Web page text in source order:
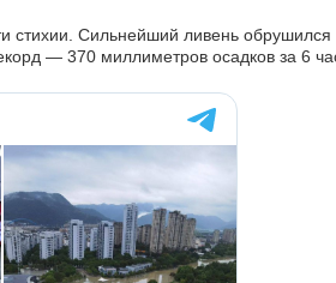
стихии. Сильнейший ливень
— 370 миллиметров осадков за 6